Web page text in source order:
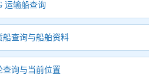
运输船查询
船查询与船舶资料
查询与当前位置